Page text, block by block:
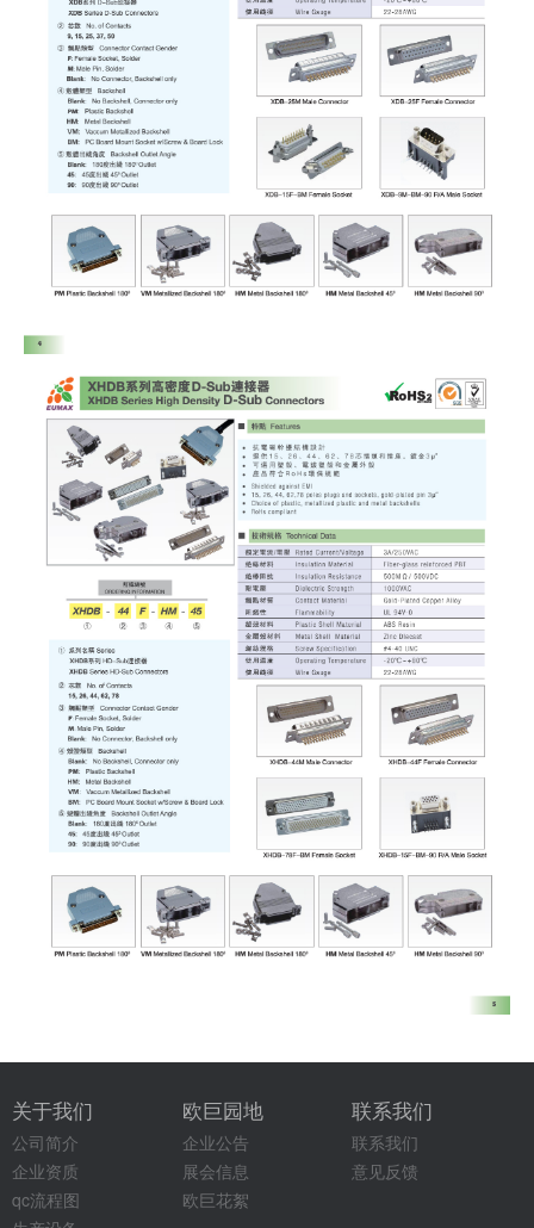
关于我们
公司简介
企业资质
qc流程图
欧巨园地
企业公告
展会信息
欧巨花絮
联系我们
联系我们
意见反馈